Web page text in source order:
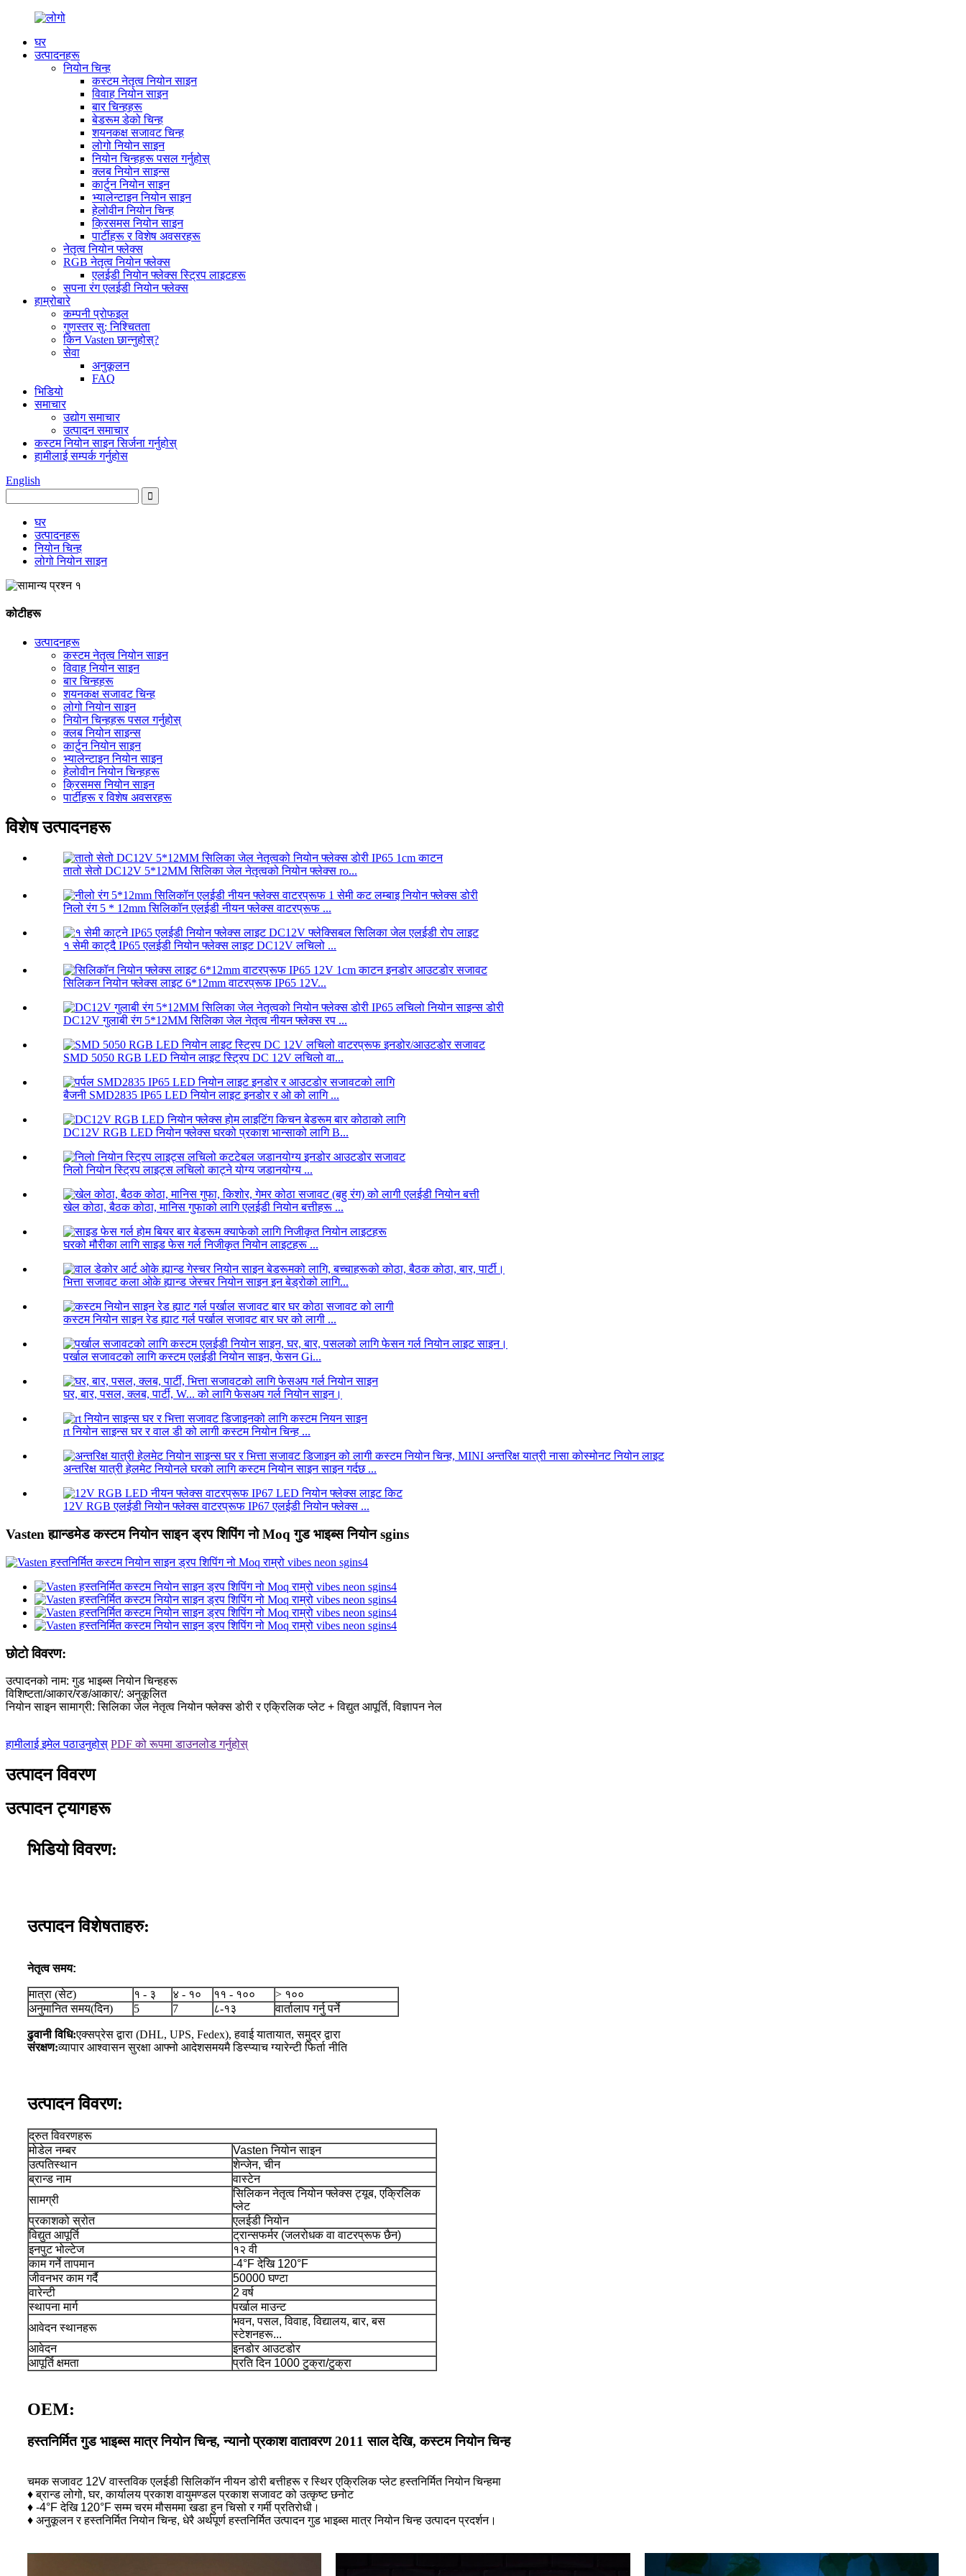
घर
उत्पादनहरू
नियोन चिन्ह
कस्टम नेतृत्व नियोन साइन
विवाह नियोन साइन
बार चिन्हहरू
बेडरूम डेको चिन्ह
शयनकक्ष सजावट चिन्ह
लोगो नियोन साइन
नियोन चिन्हहरू पसल गर्नुहोस्
क्लब नियोन साइन्स
कार्टुन नियोन साइन
भ्यालेन्टाइन नियोन साइन
हेलोवीन नियोन चिन्ह
क्रिसमस नियोन साइन
पार्टीहरू र विशेष अवसरहरू
नेतृत्व नियोन फ्लेक्स
RGB नेतृत्व नियोन फ्लेक्स
एलईडी नियोन फ्लेक्स स्ट्रिप लाइटहरू
सपना रंग एलईडी नियोन फ्लेक्स
हाम्रोबारे
कम्पनी प्रोफइल
गुणस्तर सु: निश्चितता
किन Vasten छान्नुहोस्?
सेवा
अनुकूलन
FAQ
भिडियो
समाचार
उद्योग समाचार
उत्पादन समाचार
कस्टम नियोन साइन सिर्जना गर्नुहोस्
हामीलाई सम्पर्क गर्नुहोस
English
घर
उत्पादनहरू
नियोन चिन्ह
लोगो नियोन साइन
कोटीहरू
उत्पादनहरू
कस्टम नेतृत्व नियोन साइन
विवाह नियोन साइन
बार चिन्हहरू
शयनकक्ष सजावट चिन्ह
लोगो नियोन साइन
नियोन चिन्हहरू पसल गर्नुहोस्
क्लब नियोन साइन्स
कार्टुन नियोन साइन
भ्यालेन्टाइन नियोन साइन
हेलोवीन नियोन चिन्हहरू
क्रिसमस नियोन साइन
पार्टीहरू र विशेष अवसरहरू
विशेष उत्पादनहरू
तातो सेतो DC12V 5*12MM सिलिका जेल नेतृत्वको नियोन फ्लेक्स ro...
निलो रंग 5 * 12mm सिलिकॉन एलईडी नीयन फ्लेक्स वाटरप्रूफ ...
१ सेमी काट्दै IP65 एलईडी नियोन फ्लेक्स लाइट DC12V लचिलो ...
सिलिकन नियोन फ्लेक्स लाइट 6*12mm वाटरप्रूफ IP65 12V...
DC12V गुलाबी रंग 5*12MM सिलिका जेल नेतृत्व नीयन फ्लेक्स रप ...
SMD 5050 RGB LED नियोन लाइट स्ट्रिप DC 12V लचिलो वा...
बैजनी SMD2835 IP65 LED नियोन लाइट इनडोर र ओ को लागि ...
DC12V RGB LED नियोन फ्लेक्स घरको प्रकाश भान्साको लागि B...
निलो नियोन स्ट्रिप लाइट्स लचिलो काट्ने योग्य जडानयोग्य ...
खेल कोठा, बैठक कोठा, मानिस गुफाको लागि एलईडी नियोन बत्तीहरू ...
घरको मौरीका लागि साइड फेस गर्ल निजीकृत नियोन लाइटहरू ...
भित्ता सजावट कला ओके ह्यान्ड जेस्चर नियोन साइन इन बेड्रोको लागि...
कस्टम नियोन साइन रेड ह्याट गर्ल पर्खाल सजावट बार घर को लागी ...
पर्खाल सजावटको लागि कस्टम एलईडी नियोन साइन, फेसन Gi...
घर, बार, पसल, क्लब, पार्टी, W... को लागि फेसअप गर्ल नियोन साइन।
rt नियोन साइन्स घर र वाल डी को लागी कस्टम नियोन चिन्ह ...
अन्तरिक्ष यात्री हेलमेट नियोनले घरको लागि कस्टम नियोन साइन साइन गर्दछ ...
12V RGB एलईडी नियोन फ्लेक्स वाटरप्रूफ IP67 एलईडी नियोन फ्लेक्स ...
Vasten ह्यान्डमेड कस्टम नियोन साइन ड्रप शिपिंग नो Moq गुड भाइब्स नियोन sgins
छोटो विवरण:
उत्पादनको नाम: गुड भाइब्स नियोन चिन्हहरू
विशिष्टता/आकार/रङ/आकार/: अनुकूलित
नियोन साइन सामाग्री: सिलिका जेल नेतृत्व नियोन फ्लेक्स डोरी र एक्रिलिक प्लेट + विद्युत आपूर्ति, विज्ञापन नेल
हामीलाई इमेल पठाउनुहोस् PDF को रूपमा डाउनलोड गर्नुहोस्
उत्पादन विवरण
उत्पादन ट्यागहरू
भिडियो विवरण:
उत्पादन विशेषताहरु:
नेतृत्व समय:
मात्रा (सेट) १ - ३ ४ - १० ११ - १००
> १००
अनुमानित समय(दिन)
5 7 ८-१३ वार्तालाप गर्नु पर्ने
ढुवानी विधि:एक्सप्रेस द्वारा (DHL, UPS, Fedex), हवाई यातायात, समुद्र द्वारा
संरक्षण:व्यापार आश्वासन सुरक्षा आफ्नो आदेशसमयमै डिस्प्याच ग्यारेन्टी फिर्ता नीति
उत्पादन विवरण:
द्रुत विवरणहरू
मोडेल नम्बर
Vasten नियोन साइन
उत्पतिस्थान
शेन्जेन, चीन
ब्रान्ड नाम
वास्टेन
सामग्री
सिलिकन नेतृत्व नियोन फ्लेक्स ट्यूब, एक्रिलिक
प्लेट
प्रकाशको स्रोत
एलईडी नियोन
विद्युत आपूर्ति
ट्रान्सफर्मर (जलरोधक वा वाटरप्रूफ छैन)
इनपुट भोल्टेज
१२ वी
काम गर्ने तापमान
-4°F देखि 120°F
जीवनभर काम गर्दै
50000 घण्टा
वारेन्टी
2 वर्ष
स्थापना मार्ग
पर्खाल माउन्ट
आवेदन स्थानहरू
भवन, पसल, विवाह, विद्यालय, बार, बस
स्टेशनहरू...
आवेदन
इनडोर आउटडोर
आपूर्ति क्षमता
प्रति दिन 1000 टुक्रा/टुक्रा
OEM:
हस्तनिर्मित गुड भाइब्स मात्र नियोन चिन्ह, न्यानो प्रकाश वातावरण 2011 साल देखि, कस्टम नियोन चिन्ह
चमक सजावट 12V वास्तविक एलईडी सिलिकॉन नीयन डोरी बत्तीहरू र स्थिर एक्रिलिक प्लेट हस्तनिर्मित नियोन चिन्हमा
♦ ब्रान्ड लोगो, घर, कार्यालय प्रकाश वायुमण्डल प्रकाश सजावट को उत्कृष्ट छनोट
♦ -4°F देखि 120°F सम्म चरम मौसममा खडा हुन चिसो र गर्मी प्रतिरोधी।
♦ अनुकूलन र हस्तनिर्मित नियोन चिन्ह, धेरै अर्थपूर्ण हस्तनिर्मित उत्पादन गुड भाइब्स मात्र नियोन चिन्ह उत्पादन प्रदर्शन।